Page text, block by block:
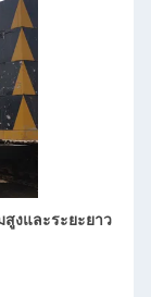
สูงและระยะยาว